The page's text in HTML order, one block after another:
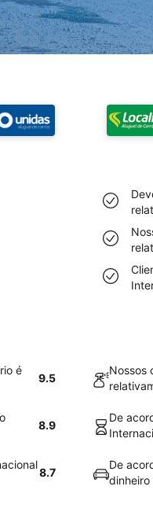
é
9.5
Nossos
8.9
De
8.7
De
dinheiro